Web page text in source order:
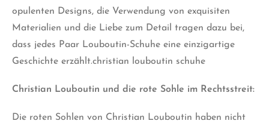
opulenten Designs, die Verwendung von exquisiten
Materialien und die Liebe zum Detail tragen dazu bei,
dass jedes Paar Louboutin-Schuhe eine einzigartige
Geschichte erzählt.christian louboutin schuhe
Christian Louboutin und die rote Sohle im Rechtsstreit:
Die roten Sohlen von Christian Louboutin haben nicht